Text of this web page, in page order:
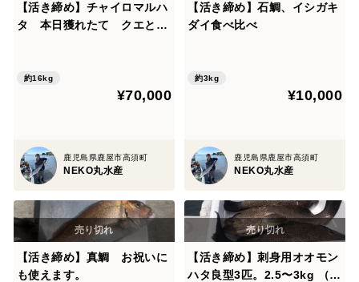
【活き締め】チャイロマルハ
タ 本日獲れたて クエと張
約16kg
¥70,000
鹿児島県鹿屋市高須町
NEKO丸水産
【活き締め】石鯛、イシガキ
ダイ食べ比べ
約3kg
¥10,000
鹿児島県鹿屋市高須町
NEKO丸水産
【活き締め】真鯛 お祝いに
も使えます。
【活き締め】刺身用オオモン
ハタ良型3匹。2.5〜3kg （船